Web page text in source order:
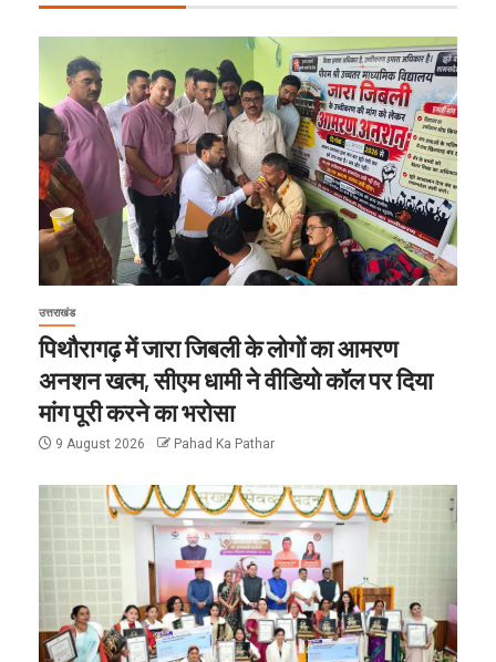
उत्तराखंड
पिथौरागढ़ में जारा जिबली के लोगों का आमरण
अनशन खत्म, सीएम धामी ने वीडियो कॉल पर दिया
मांग पूरी करने का भरोसा
9 August 2026 Pahad Ka Pathar